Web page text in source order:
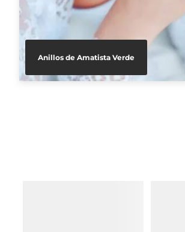
Anillos de Amatista Verde